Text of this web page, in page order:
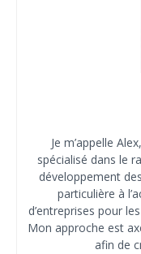
Je m’appelle
spécialisé dans le
développement
particulière à
d’entreprises pour
Mon approche est
afin de